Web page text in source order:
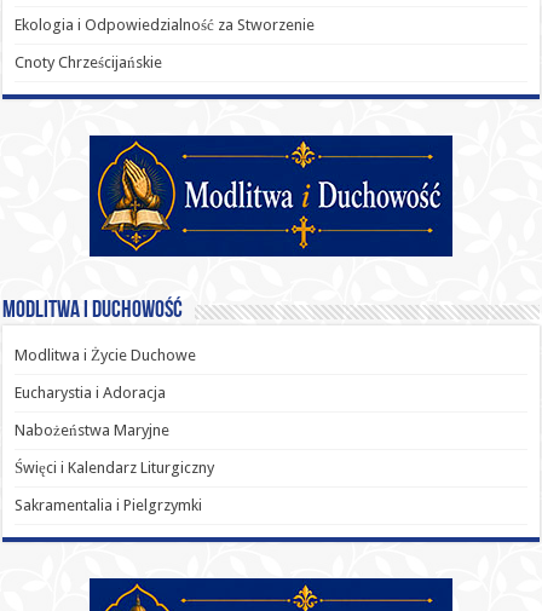
Ekologia i Odpowiedzialność za Stworzenie
Cnoty Chrześcijańskie
Modlitwa i Duchowość
Modlitwa i Życie Duchowe
Eucharystia i Adoracja
Nabożeństwa Maryjne
Święci i Kalendarz Liturgiczny
Sakramentalia i Pielgrzymki